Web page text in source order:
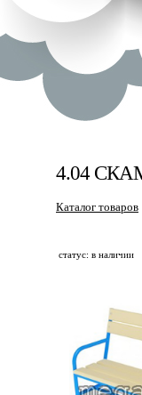
4.04
Каталог товаров
статус: в наличии